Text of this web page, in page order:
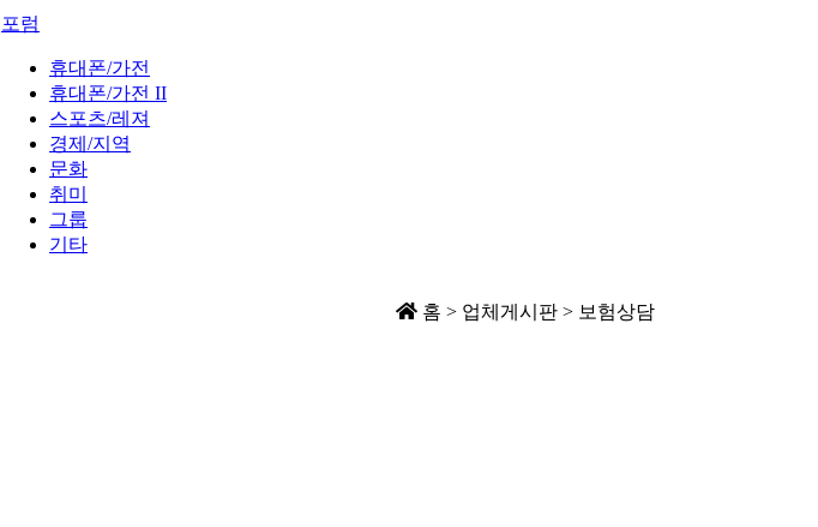
포럼
휴대폰/가전
휴대폰/가전 II
스포츠/레져
경제/지역
문화
취미
그룹
기타
홈 > 업체게시판 > 보험상담